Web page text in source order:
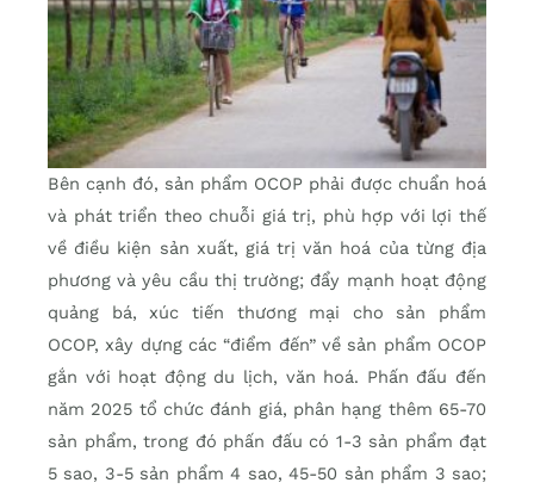
Bên cạnh đó, sản phẩm OCOP phải được chuẩn hoá
và phát triển theo chuỗi giá trị, phù hợp với lợi thế
về điều kiện sản xuất, giá trị văn hoá của từng địa
phương và yêu cầu thị trường; đẩy mạnh hoạt động
quảng bá, xúc tiến thương mại cho sản phẩm
OCOP, xây dựng các “điểm đến” về sản phẩm OCOP
gắn với hoạt động du lịch, văn hoá. Phấn đấu đến
năm 2025 tổ chức đánh giá, phân hạng thêm 65-70
sản phẩm, trong đó phấn đấu có 1-3 sản phẩm đạt
5 sao, 3-5 sản phẩm 4 sao, 45-50 sản phẩm 3 sao;